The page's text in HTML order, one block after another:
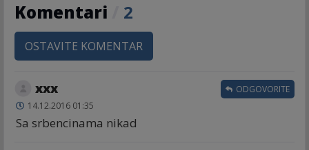
Komentari 2
OSTAVITE KOMENTAR
xxx
14.12.2016 01:35
Sa srbencinama nikad
ODGOVORITE